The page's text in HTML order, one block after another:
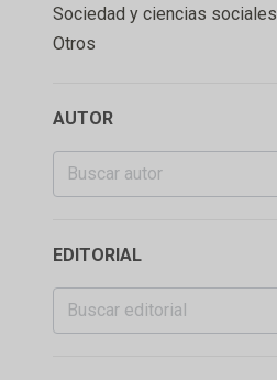
Sociedad y ciencias sociales
Otros
AUTOR
EDITORIAL